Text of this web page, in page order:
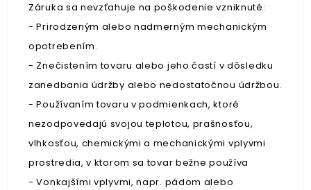
Záruka sa nevzťahuje na poškodenie vzniknuté:
- Prirodzeným alebo nadmerným mechanickým
opotrebením.
- Znečistením tovaru alebo jeho častí v dôsledku
zanedbania údržby alebo nedostatočnou údržbou.
- Používaním tovaru v podmienkach, ktoré
nezodpovedajú svojou teplotou, prašnosťou,
vlhkosťou, chemickými a mechanickými vplyvmi
prostredia, v ktorom sa tovar bežne používa
- Vonkajšími vplyvmi, napr. pádom alebo